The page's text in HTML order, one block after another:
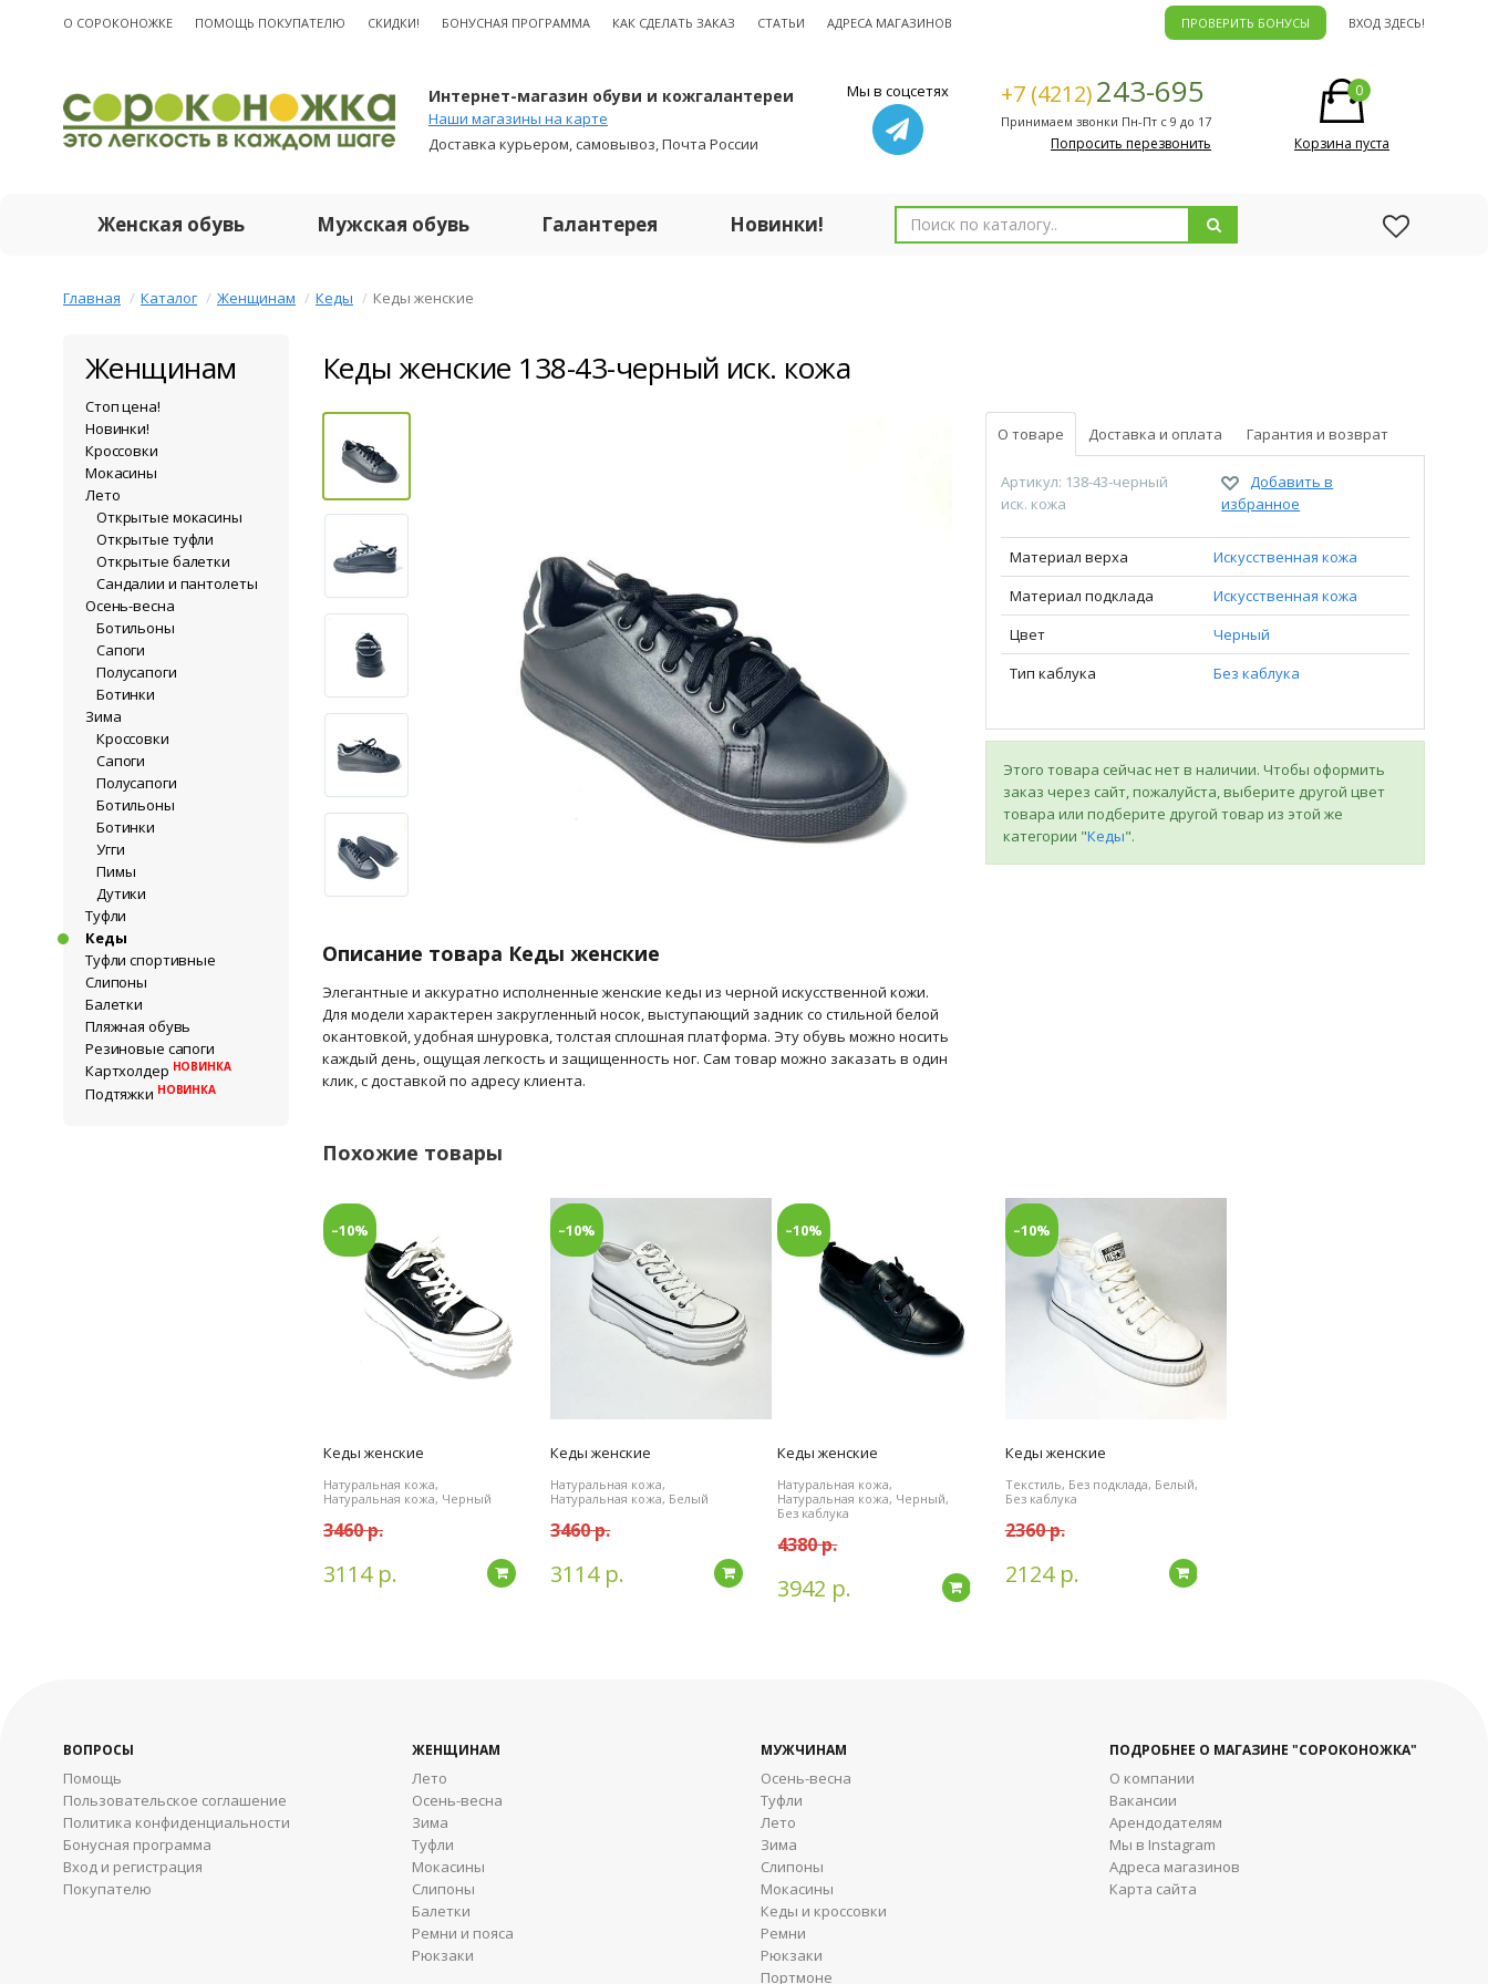
О CОРОКОНОЖКЕ ПОМОЩЬ ПОКУПАТЕЛЮ СКИДКИ! БОНУСНАЯ ПРОГРАММА КАК СДЕЛАТЬ ЗАКАЗ СТАТЬИ АДРЕСА МАГАЗИНОВ ПРОВЕРИТЬ БОНУСЫ ВХОД ЗДЕСЬ!
Интернет-магазин обуви и кожгалантереи
Наши магазины на карте
Доставка курьером, самовывоз, Почта России
Мы в соцсетях +7 (4212)243-695
Принимаем звонки Пн-Пт с 9 до 17
Попросить перезвонить
0
Корзина пуста
Женская обувь Мужская обувь Галантерея Новинки!
Главная Каталог Женщинам Кеды Кеды женские
Женщинам
Стоп цена!
Новинки!
Кроссовки
Мокасины
Лето
Открытые мокасины
Открытые туфли
Открытые балетки
Сандалии и пантолеты
Осень-весна
Ботильоны
Сапоги
Полусапоги
Ботинки
Зима
Кроссовки
Сапоги
Полусапоги
Ботильоны
Ботинки
Угги
Пимы
Дутики
Туфли
Кеды
Туфли спортивные
Слипоны
Балетки
Пляжная обувь
Резиновые сапоги
Картхолдер НОВИНКА
Подтяжки НОВИНКА
Кеды женские 138-43-черный иск. кожа
Описание товара Кеды женские
Элегантные и аккуратно исполненные женские кеды из черной искусственной кожи.
Для модели характерен закругленный носок, выступающий задник со стильной белой
окантовкой, удобная шнуровка, толстая сплошная платформа. Эту обувь можно носить
каждый день, ощущая легкость и защищенность ног. Сам товар можно заказать в один
клик, с доставкой по адресу клиента.
О товаре Доставка и оплата Гарантия и возврат
Артикул: 138-43-черный
иск. кожа
Добавить в
избранное
Материал верха
Искусственная кожа
Материал подклада
Искусственная кожа
Цвет
Черный
Тип каблука
Без каблука
Этого товара сейчас нет в наличии. Чтобы оформить
заказ через сайт, пожалуйста, выберите другой цвет
товара или подберите другой товар из этой же
категории "Кеды".
Похожие товары
–10%
Кеды женские
Натуральная кожа,
Натуральная кожа, Черный
3460 р.
3114 р. Подробнее
–10%
Кеды женские
Натуральная кожа,
Натуральная кожа, Белый
3460 р.
3114 р. Подробнее
–10%
Кеды женские
Натуральная кожа,
Натуральная кожа, Черный,
Без каблука
4380 р.
3942 р. Подробнее
–10%
Кеды женские
Текстиль, Без подклада, Белый,
Без каблука
2360 р.
2124 р. Подробнее
ВОПРОСЫ
Помощь
Пользовательское соглашение
Политика конфиденциальности
Бонусная программа
Вход и регистрация
Покупателю
ЖЕНЩИНАМ
Лето
Осень-весна
Зима
Туфли
Мокасины
Слипоны
Балетки
Ремни и пояса
Рюкзаки
МУЖЧИНАМ
Осень-весна
Туфли
Лето
Зима
Cлипоны
Мокасины
Кеды и кроссовки
Ремни
Рюкзаки
Портмоне
ПОДРОБНЕЕ О МАГАЗИНЕ "СОРОКОНОЖКА"
О компании
Вакансии
Арендодателям
Мы в Instagram
Адреса магазинов
Карта сайта